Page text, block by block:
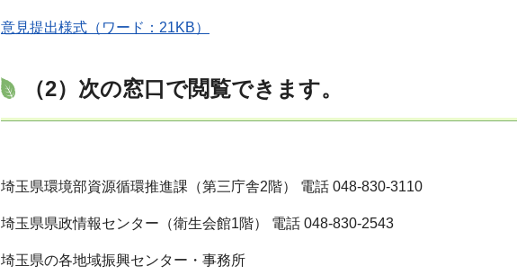
意見提出様式（ワード：21KB）
（2）次の窓口で閲覧できます。
埼玉県環境部資源循環推進課（第三庁舎2階） 電話 048-830-3110
埼玉県県政情報センター（衛生会館1階） 電話 048-830-2543
埼玉県の各地域振興センター・事務所